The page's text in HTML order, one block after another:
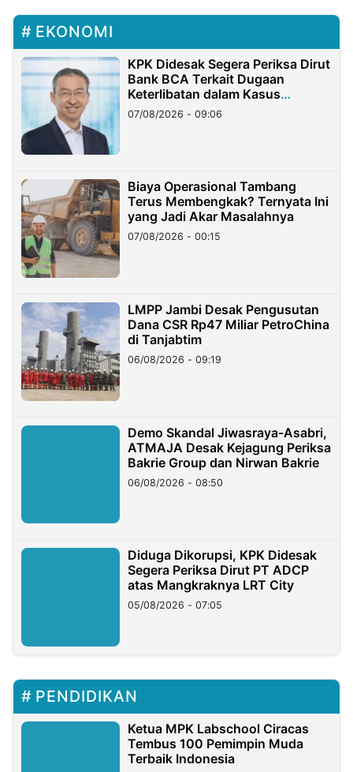
EKONOMI
KPK Didesak Segera Periksa Dirut
Bank BCA Terkait Dugaan
Keterlibatan dalam Kasus
Hilangnya Dana Nasabah Rp2,58
Miliar
07/08/2026 - 09:06
Biaya Operasional Tambang
Terus Membengkak? Ternyata Ini
yang Jadi Akar Masalahnya
07/08/2026 - 00:15
LMPP Jambi Desak Pengusutan
Dana CSR Rp47 Miliar PetroChina
di Tanjabtim
06/08/2026 - 09:19
Demo Skandal Jiwasraya-Asabri,
ATMAJA Desak Kejagung Periksa
Bakrie Group dan Nirwan Bakrie
06/08/2026 - 08:50
Diduga Dikorupsi, KPK Didesak
Segera Periksa Dirut PT ADCP
atas Mangkraknya LRT City
05/08/2026 - 07:05
PENDIDIKAN
Ketua MPK Labschool Ciracas
Tembus 100 Pemimpin Muda
Terbaik Indonesia